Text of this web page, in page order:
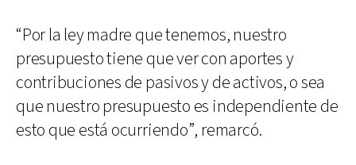
“Por la ley madre que tenemos, nuestro
presupuesto tiene que ver con aportes y
contribuciones de pasivos y de activos, o sea
que nuestro presupuesto es independiente de
esto que está ocurriendo”, remarcó.